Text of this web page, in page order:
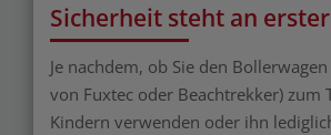
Sicherheit steht an
Je nachdem, ob Sie den
von Fuxtec oder Beachtrekker) zum
Kindern verwenden oder ihn